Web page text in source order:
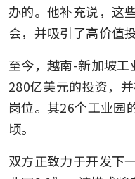
办的。他补充说，这
会，并吸引了高价值投
至今，越南-新加坡
280亿美元的投资，
岗位。其26个工业园
顷。
双方正致力于开发